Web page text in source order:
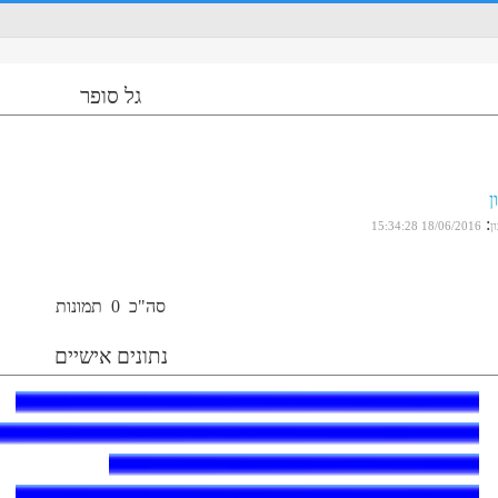
גל סופר
:
18/06/2016 15:34:28
סה"כ 0 תמונות
נתונים אישיים